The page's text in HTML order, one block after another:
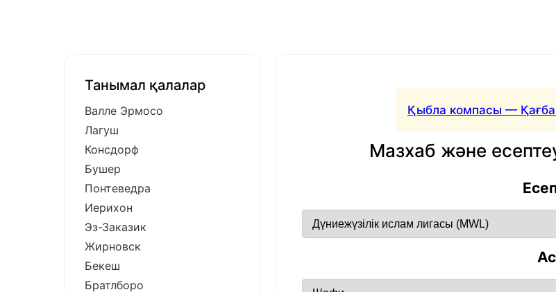
Қыбла компасы —
Мазхаб және
Танымал қалалар
Валле Эрмосо
Лагуш
Консдорф
Бушер
Понтеведра
Иерихон
Эз-Заказик
Жирновск
Бекеш
Братлборо